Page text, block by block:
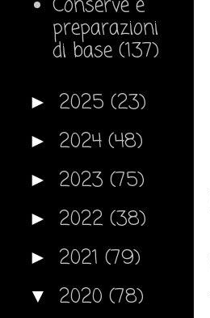
Conserve e
preparazioni
di base (137)
► 2025 (23)
► 2024 (48)
► 2023 (75)
► 2022 (38)
► 2021 (79)
▼ 2020 (78)